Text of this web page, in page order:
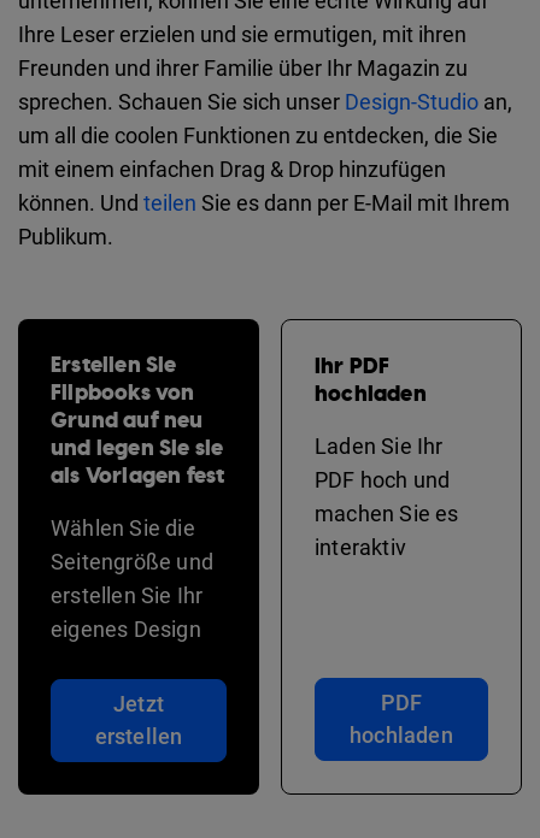
Ihre Leser erzielen und sie ermutigen, mit ihren
Freunden und ihrer Familie über Ihr Magazin zu
sprechen. Schauen Sie sich unser Design-Studio an,
um all die coolen Funktionen zu entdecken, die Sie
mit einem einfachen Drag & Drop hinzufügen
können. Und teilen Sie es dann per E-Mail mit Ihrem
Publikum.
Erstellen Sie
Flipbooks von
Grund auf neu
und legen Sie sie
als Vorlagen fest
Wählen Sie die
Seitengröße und
erstellen Sie Ihr
eigenes Design
Jetzt
erstellen
Ihr PDF
hochladen
Laden Sie Ihr
PDF hoch und
machen Sie es
interaktiv
PDF
hochladen